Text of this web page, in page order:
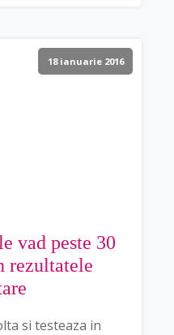
18 ianuarie 2016
vad peste 30
rezultatele
si testeaza in